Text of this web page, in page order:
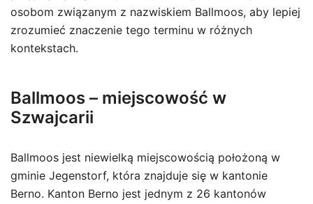
osobom związanym z nazwiskiem Ballmoos, aby lepiej
zrozumieć znaczenie tego terminu w różnych
kontekstach.
Ballmoos – miejscowość w
Szwajcarii
Ballmoos jest niewielką miejscowością położoną w
gminie Jegenstorf, która znajduje się w kantonie
Berno. Kanton Berno jest jednym z 26 kantonów